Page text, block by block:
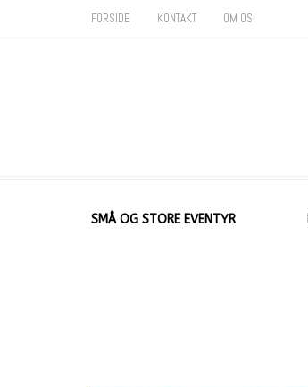
FORSIDE KONTAKT OM OS
SMÅ OG STORE EVENTYR